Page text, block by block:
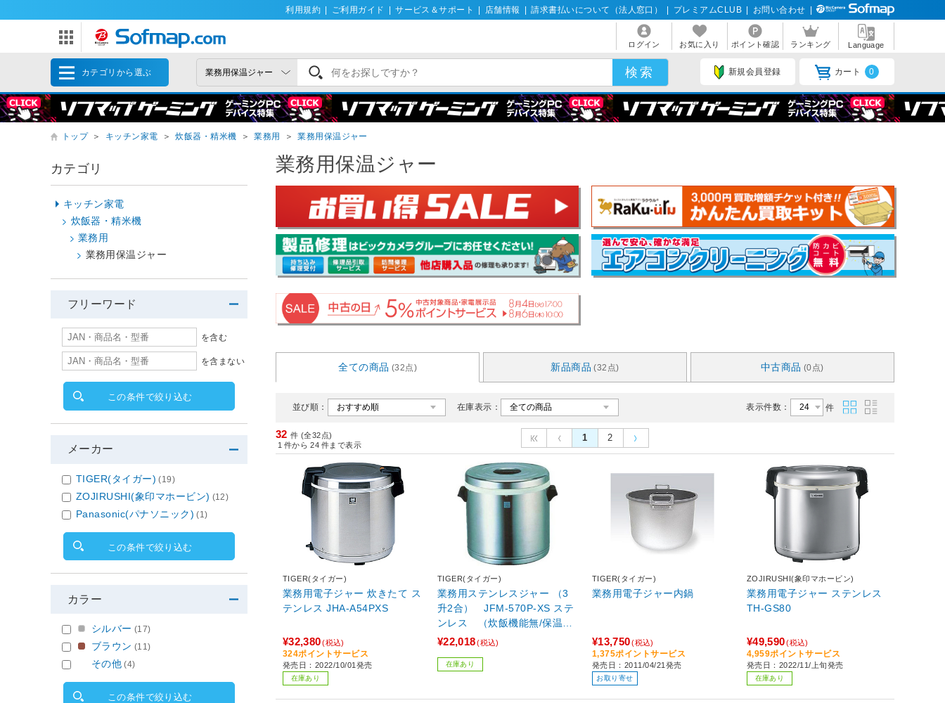
利用規約 ご利用ガイド サービス＆サポート 店舗情報 請求書払いについて（法人窓口） プレミアムCLUB お問い合わせ
ログイン お気に入り ポイント確認 ランキング Language
カテゴリから選ぶ 新規会員登録 カート 0
トップ ＞ キッチン家電 ＞ 炊飯器・精米機 ＞ 業務用 ＞ 業務用保温ジャー
業務用保温ジャー
全ての商品 (32点) 新品商品 (32点) 中古商品 (0点)
並び順： 在庫表示： 表示件数： 件
32 件 (全32点)
1 件から 24 件まで表示
1 2
TIGER(タイガー)
業務用電子ジャー 炊きたて ス
テンレス JHA-A54PXS
¥32,380(税込)
324ポイントサービス
発売日：2022/10/01発売
在庫あり
TIGER(タイガー)
業務用ステンレスジャー （3
升2合） JFM-570P-XS ステ
ンレス （炊飯機能無/保温専
用)
¥22,018(税込)
在庫あり
TIGER(タイガー)
業務用電子ジャー内鍋
¥13,750(税込)
1,375ポイントサービス
発売日：2011/04/21発売
お取り寄せ
ZOJIRUSHI(象印マホービン)
業務用電子ジャー ステンレス
TH-GS80
¥49,590(税込)
4,959ポイントサービス
発売日：2022/11/上旬発売
在庫あり
カテゴリ
キッチン家電
炊飯器・精米機
業務用
業務用保温ジャー
フリーワード
を含む
を含まない
この条件で絞り込む
メーカー
TIGER(タイガー) (19)
ZOJIRUSHI(象印マホービン) (12)
Panasonic(パナソニック) (1)
この条件で絞り込む
カラー
シルバー (17)
ブラウン (11)
その他 (4)
この条件で絞り込む